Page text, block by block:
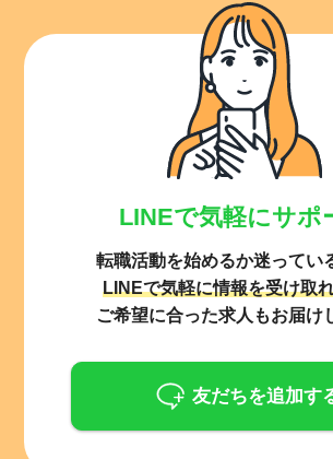
LINEで気軽にサポ
転職活動を始めるか迷ってい
LINEで気軽に情報を受け取
ご希望に合った求人もお届け
友だちを追加す